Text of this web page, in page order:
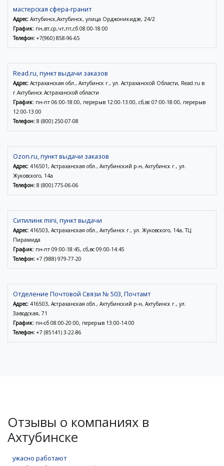
мастерская сфера-гранит
Адрес: Ахтубинск,Ахтубинск, улица Орджоникидзе, 24/2
График: пн,вт,ср,чт,пт,сб 08:00-18:00
Телефон: +7(960) 858-96-65
Read.ru, пункт выдачи заказов
Адрес: Астраханская обл., Ахтубинск г., ул. Астраханской Области, Read.ru в
г.Ахтубинск Астраханской области
График: пн-пт 06:00-18:00, перерыв 12:00-13:00, сб,вс 07:00-18:00, перерыв
12:00-13:00
Телефон: 8 (800) 250-07-08
Ozon.ru, пункт выдачи заказов
Адрес: 416501, Астраханская обл., Ахтубинский р-н, Ахтубинск г., ул.
Жуковского, 14а
Телефон: 8 (800) 775-06-06
Ситилинк mini, пункт выдачи
Адрес: 416503, Астраханская обл., Ахтубинск г., ул. Жуковского, 14а, ТЦ
Пирамида
График: пн-пт 09:00-18:45, сб,вс 09:00-14:45
Телефон: +7 (988) 979-77-20
Отделение Почтовой Связи № 503, Почтамт
Адрес: 416503, Астраханская обл., Ахтубинский р-н, Ахтубинск г., ул.
Заводская, 71
График: пн-сб 08:00-20:00, перерыв 13:00-14:00
Телефон: +7 (85141) 3-22-86
Отзывы о компаниях в
Ахтубинске
ужасно работают